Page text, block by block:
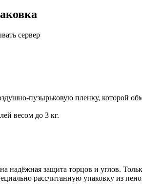
сервер
пузырьковую пленку, которой
весом до 3 кг.
надёжная защита торцов и углов.
расcчитанную упаковку из